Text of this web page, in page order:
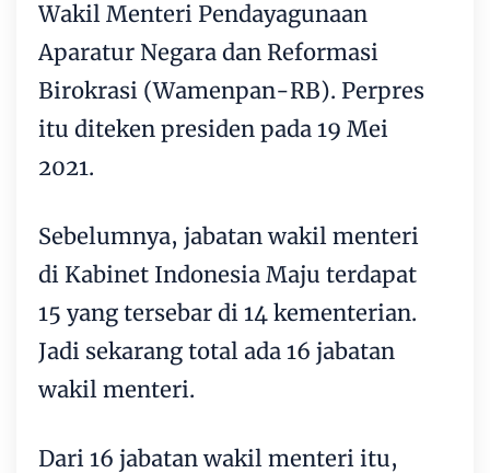
Wakil Menteri Pendayagunaan
Aparatur Negara dan Reformasi
Birokrasi (Wamenpan-RB). Perpres
itu diteken presiden pada 19 Mei
2021.
Sebelumnya, jabatan wakil menteri
di Kabinet Indonesia Maju terdapat
15 yang tersebar di 14 kementerian.
Jadi sekarang total ada 16 jabatan
wakil menteri.
Dari 16 jabatan wakil menteri itu,